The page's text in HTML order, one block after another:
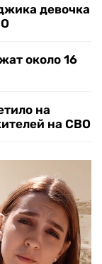
девочка
около 16
на
на СВО